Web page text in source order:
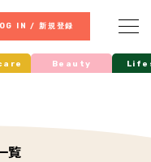
IN / 新規登録
Beauty
覧